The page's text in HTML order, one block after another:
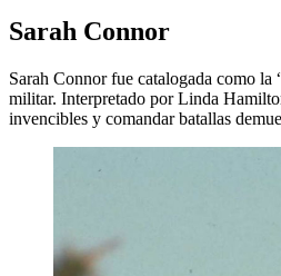
Sarah Connor
Sarah Connor fue catalogada como
militar. Interpretado por Linda
invencibles y comandar batallas